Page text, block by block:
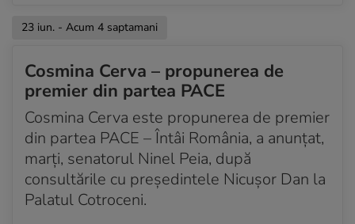
23 iun. - Acum 4 saptamani
Cosmina Cerva – propunerea de
premier din partea PACE
Cosmina Cerva este propunerea de premier
din partea PACE – Întâi România, a anunțat,
marți, senatorul Ninel Peia, după
consultările cu președintele Nicușor Dan la
Palatul Cotroceni.